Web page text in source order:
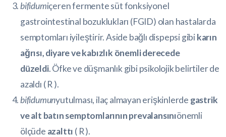
bifidumiçeren fermente süt fonksiyonel
gastrointestinal bozuklukları (FGID) olan hastalarda
semptomları iyileştirir. Aside bağlı dispepsi gibikarın
ağrısı, diyare ve kabızlık önemli derecede
düzeldi. Öfke ve düşmanlık gibi psikolojik belirtiler de
azaldı (R ).
bifidumunyutulması, ilaç almayan erişkinlerde gastrik
ve alt batın semptomlarının prevalansınıönemli
ölçüde azalttı ( R).